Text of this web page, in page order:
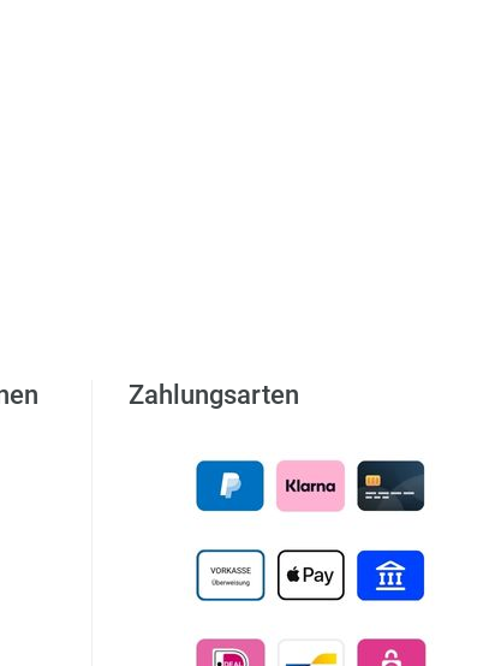
Zahlungsarten